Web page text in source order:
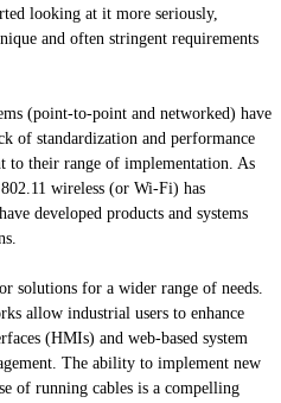
looking at it more seriously,
and often stringent requirements
(point-to-point and networked) have
of standardization and performance
to their range of implementation. As
wireless (or Wi-Fi) has
developed products and systems
solutions for a wider range of needs.
allow industrial users to enhance
(HMIs) and web-based system
The ability to implement new
of running cables is a compelling